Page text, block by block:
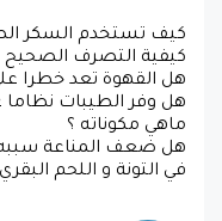
كيف تستخدم السكر
كيفية التصرف الصحيح
هل القهوة تعد خطرا
هل وفر الطيبات نظاما
ماهي مكوناته ؟
في التونة و اللحم